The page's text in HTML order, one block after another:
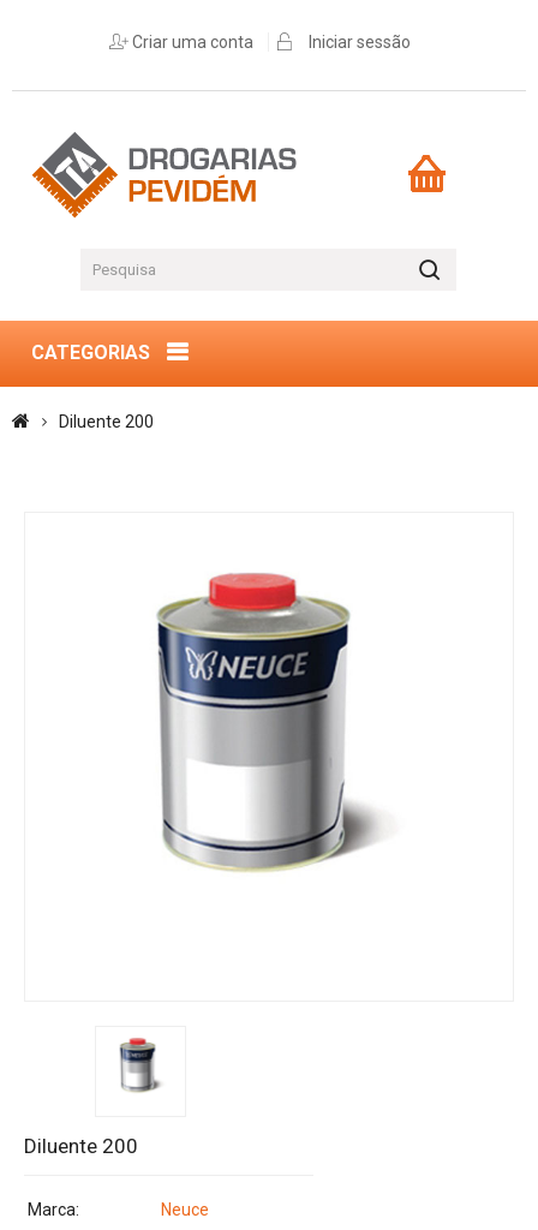
Criar uma conta Iniciar sessão
CATEGORIAS
Diluente 200
Diluente 200
Marca:
Neuce